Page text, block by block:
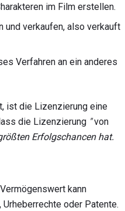
im Film erstellen.
und verkaufen, also verkauft
Verfahren an ein anderes
ist die Lizenzierung eine
die Lizenzierung "von
Erfolgschancen hat.
kann
Urheberrechte oder Patente.